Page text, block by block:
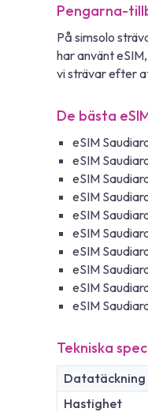
Pengarna-
På simsolo
har använt
vi strävar efter
De bästa
eSIM
eSIM
eSIM
eSIM
eSIM
eSIM
eSIM
eSIM
eSIM
eSIM
Tekniska
Datatäckning
Hastighet